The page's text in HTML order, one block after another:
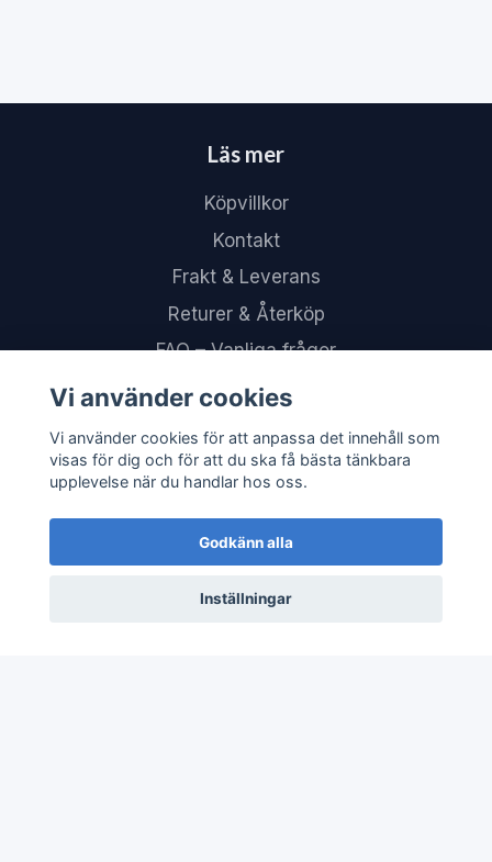
Läs mer
Köpvillkor
Kontakt
Frakt & Leverans
Returer & Återköp
FAQ – Vanliga frågor
Sociala medier
Vi använder cookies
Vi använder cookies för att anpassa det innehåll som
visas för dig och för att du ska få bästa tänkbara
upplevelse när du handlar hos oss.
Godkänn alla
Inställningar